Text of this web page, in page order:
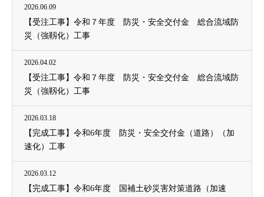
2026.06.09
【受注工事】令和７年度 防災・安全交付金 総合流域防
災（強靱化）工事
2026.04.02
【受注工事】令和７年度 防災・安全交付金 総合流域防
災（強靱化）工事
2026.03.18
【完成工事】令和6年度 防災・安全交付金（道路）（加
速化）工事
2026.03.12
【完成工事】令和6年度 国補土砂災害対策道路（加速